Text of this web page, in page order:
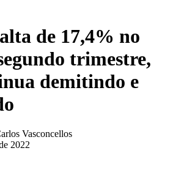
de 17,4% no
trimestre,
demitindo e
Vasconcellos
2022